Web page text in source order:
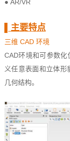
● AR/VR
▌主要特点
三维 CAD 环境
CAD环境和可参数
义任意表面和立体形
几何结构。